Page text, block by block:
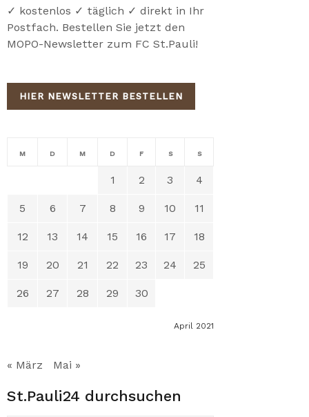
✓ kostenlos ✓ täglich ✓ direkt in Ihr
Postfach. Bestellen Sie jetzt den
MOPO-Newsletter zum FC St.Pauli!
HIER NEWSLETTER BESTELLEN
April 2021
M D M D F S S
1 2 3 4
5 6 7 8 9 10 11
12 13 14 15 16 17 18
19 20 21 22 23 24 25
26 27 28 29 30
« März Mai »
St.Pauli24 durchsuchen